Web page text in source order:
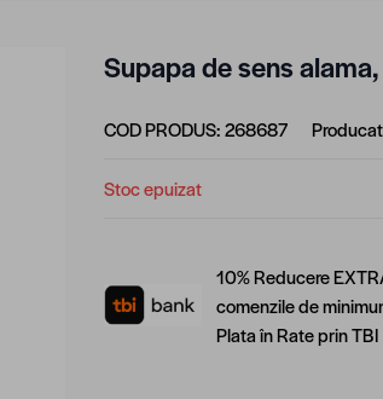
Supapa de sens
COD PRODUS:268687
Stoc epuizat
10% Reducere
comenzile de
Plata în Rate prin